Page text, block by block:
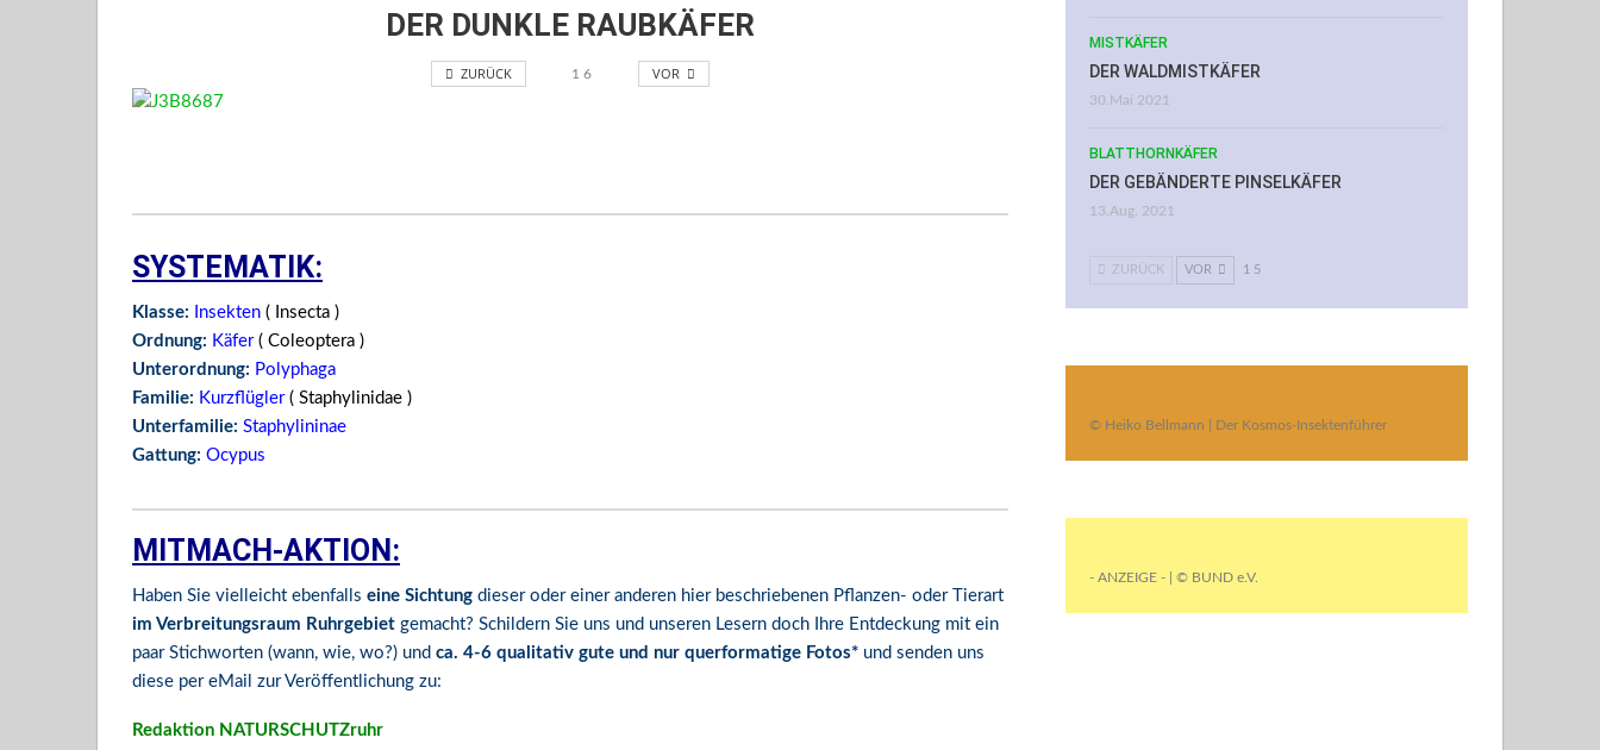
DER DUNKLE RAUBKÄFER
ZURÜCK 1 6 VOR
SYSTEMATIK:
Klasse: Insekten ( Insecta )
Ordnung: Käfer( Coleoptera )
Unterordnung: Polyphaga
Familie: Kurzflügler ( Staphylinidae )
Unterfamilie: Staphylininae
Gattung: Ocypus
MITMACH-AKTION:
Haben Sie vielleicht ebenfalls eine Sichtung dieser oder einer anderen hier beschriebenen Pflanzen- oder Tierart
im Verbreitungsraum Ruhrgebiet gemacht? Schildern Sie uns und unseren Lesern doch Ihre Entdeckung mit ein
paar Stichworten (wann, wie, wo?) und ca. 4-6 qualitativ gute und nur querformatige Fotos* und senden uns
diese per eMail zur Veröffentlichung zu:
Redaktion NATURSCHUTZruhr
MISTKÄFER
DER WALDMISTKÄFER
30.Mai 2021
BLATTHORNKÄFER
DER GEBÄNDERTE PINSELKÄFER
13.Aug. 2021
ZURÜCK VOR 1 5
© Heiko Bellmann | Der Kosmos-Insektenführer
- ANZEIGE - | © BUND e.V.